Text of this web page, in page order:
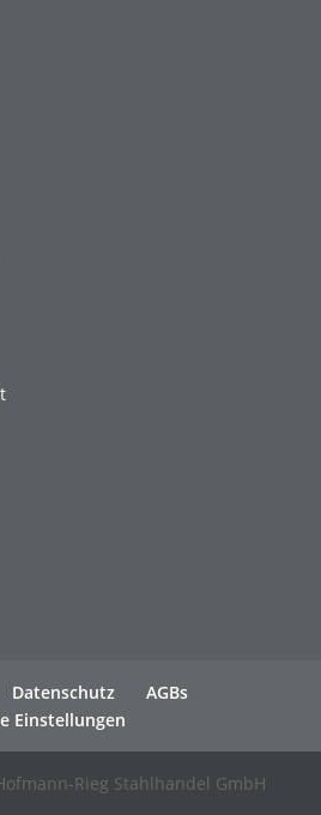
Datenschutz
AGBs
Einstellungen
Rieg Stahlhandel GmbH